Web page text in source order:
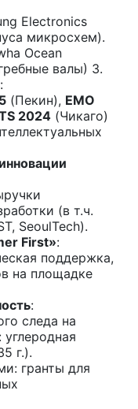
Electronics
микросхем).
Ocean
валы) 3.
:
(Пекин), EMO
2024 (Чикаго)
(в т.ч.
SeoulTech).
First»:
поддержка,
на площадке
:
следа на
г.).
гранты для